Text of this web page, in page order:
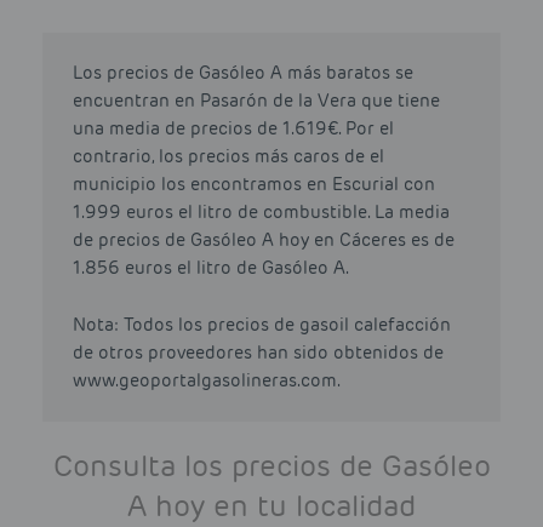
Los precios de Gasóleo A más baratos se
encuentran en Pasarón de la Vera que tiene
una media de precios de 1.619€. Por el
contrario, los precios más caros de el
municipio los encontramos en Escurial con
1.999 euros el litro de combustible. La media
de precios de Gasóleo A hoy en Cáceres es de
1.856 euros el litro de Gasóleo A.
Nota: Todos los precios de gasoil calefacción
de otros proveedores han sido obtenidos de
www.geoportalgasolineras.com.
Consulta los precios de Gasóleo
A hoy en tu localidad